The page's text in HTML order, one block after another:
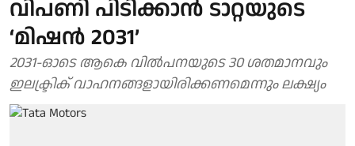
വിപണി പിടിക്കാൻ ടാറ്റയുടെ
‘മിഷൻ 2031’
2031-ഓടെ ആകെ വിൽപനയുടെ 30 ശതമാനവും
ഇലക്ട്രിക് വാഹനങ്ങളായിരിക്കണമെന്നും ലക്ഷ്യം